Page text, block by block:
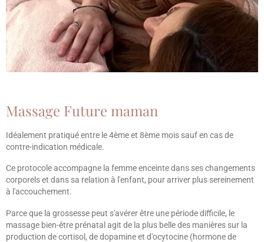
Massage Future maman
Idéalement pratiqué entre le 4ème et 8ème mois sauf en cas de
contre-indication médicale.
Ce protocole accompagne la femme enceinte dans ses changements
corporels et dans sa relation à l'enfant, pour arriver plus sereinement
à l'accouchement.
Parce que la grossesse peut s'avérer être une période difficile, le
massage bien-être prénatal agit de la plus belle des manières sur la
production de cortisol, de dopamine et d'ocytocine (hormone de